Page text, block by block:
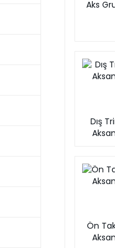
Aks
Dış
Ön